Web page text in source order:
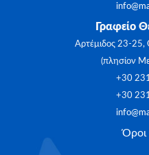
Γραφείο
Αρτέμιδος 23-
(πλησίον
+30
+30
Όροι